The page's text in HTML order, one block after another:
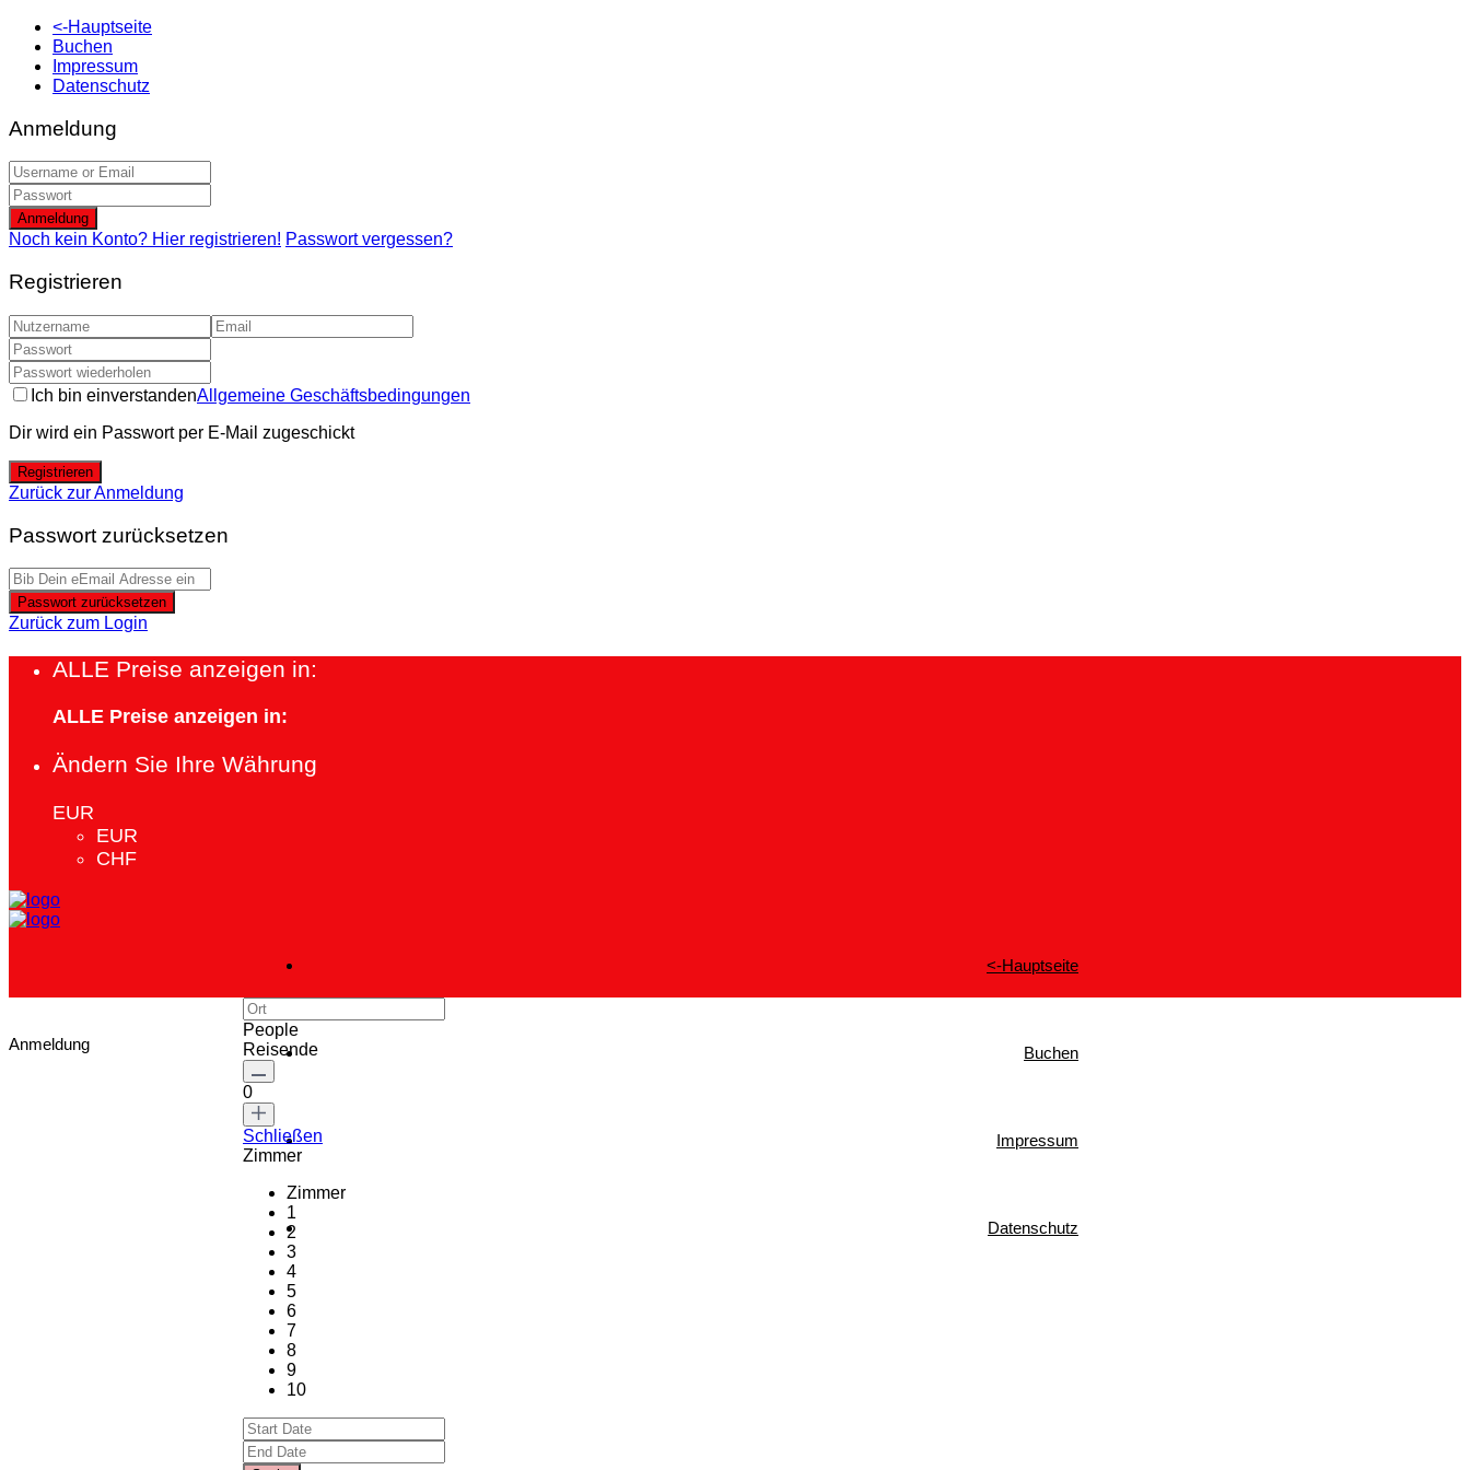
<-Hauptseite
Buchen
Impressum
Datenschutz
Anmeldung
Anmeldung
Noch kein Konto? Hier registrieren! Passwort vergessen?
Registrieren
Ich bin einverstandenAllgemeine Geschäftsbedingungen
Dir wird ein Passwort per E-Mail zugeschickt
Registrieren
Zurück zur Anmeldung
Passwort zurücksetzen
Passwort zurücksetzen
Zurück zum Login
ALLE Preise anzeigen in:
ALLE Preise anzeigen in:
Ändern Sie Ihre Währung
EUR
EUR
CHF
<-Hauptseite
Buchen
Impressum
Datenschutz
Anmeldung
People
Reisende
0
Schließen
Zimmer
Zimmer
1
2
3
4
5
6
7
8
9
10